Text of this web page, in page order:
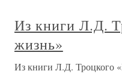
Из книги Л.Д.
жизнь»
Из книги Л.Д. Троцкого